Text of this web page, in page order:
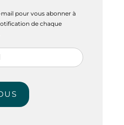
mail pour vous abonner à
de chaque